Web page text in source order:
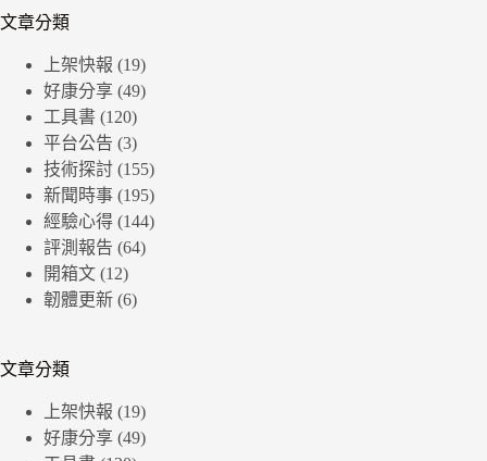
文章分類
上架快報 (19)
好康分享 (49)
工具書 (120)
平台公告 (3)
技術探討 (155)
新聞時事 (195)
經驗心得 (144)
評測報告 (64)
開箱文 (12)
韌體更新 (6)
文章分類
上架快報 (19)
好康分享 (49)